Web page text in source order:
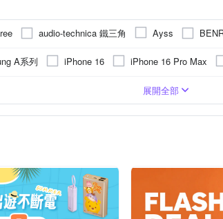
audio-technica 鐵三角 Ayss
富士 GARMIN GCOMM Godox 神
NILLKIN OPPO o-one
A系列 iPhone 16 iPhone 16 Pro Max
iPhone14 Pro Max
13 iPhone 13 Pro iPhone14 Pro (6.1)
列 htc Desire 系列
列 iPhone 11系列 Moto全系列
鏡(亮)面
vivo Xiaomi 小
貼鑽
背面保護貼 SIM轉接卡
雲台
展開全部